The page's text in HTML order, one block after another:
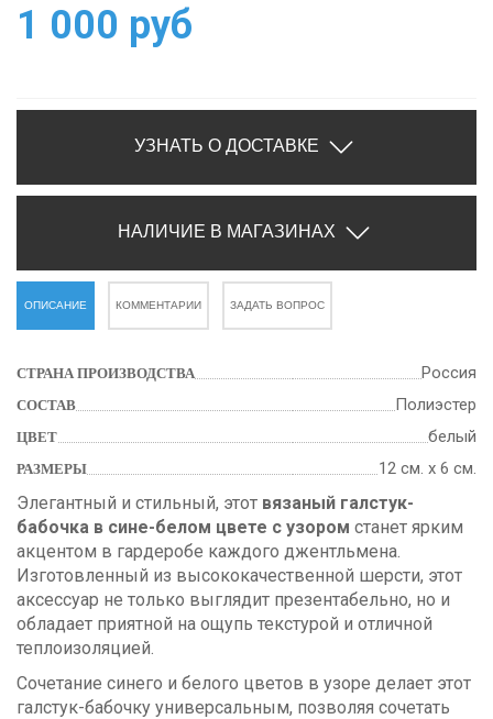
1 000 руб
УЗНАТЬ О ДОСТАВКЕ
НАЛИЧИЕ В МАГАЗИНАХ
ОПИСАНИЕ КОММЕНТАРИИ ЗАДАТЬ ВОПРОС
СТРАНА ПРОИЗВОДСТВА Россия
СОСТАВ Полиэстер
ЦВЕТ белый
РАЗМЕРЫ 12 см. х 6 см.
Элегантный и стильный, этот вязаный галстук-
бабочка в сине-белом цвете с узором станет ярким
акцентом в гардеробе каждого джентльмена.
Изготовленный из высококачественной шерсти, этот
аксессуар не только выглядит презентабельно, но и
обладает приятной на ощупь текстурой и отличной
теплоизоляцией.
Сочетание синего и белого цветов в узоре делает этот
галстук-бабочку универсальным, позволяя сочетать